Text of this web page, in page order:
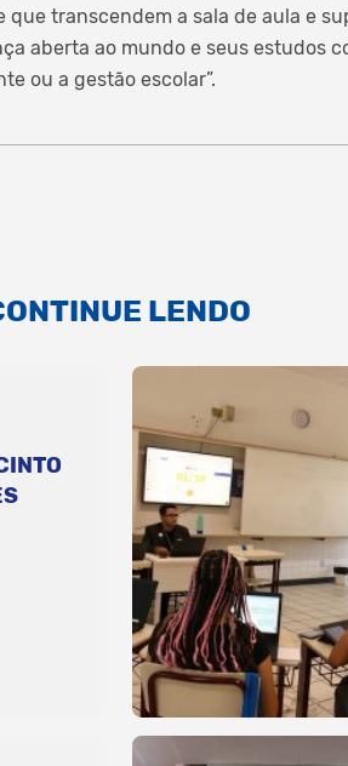
transcendem a sala de aula e
aberta ao mundo e seus estudos
ou a gestão escolar”.
LENDO